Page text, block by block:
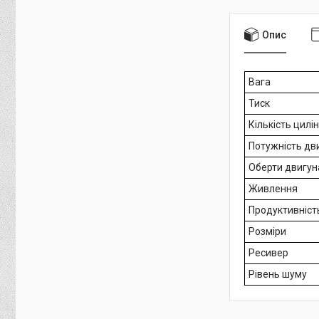
Опис
Вага
Тиск
Кількість
Потужність
Оберти
Живлення
Розміри
Ресивер
Рівень шуму